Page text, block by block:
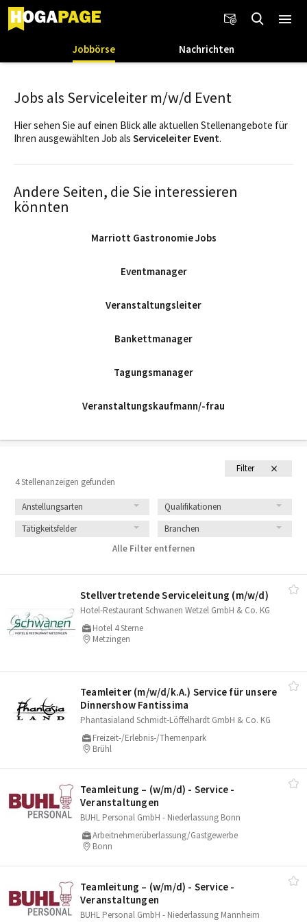
Jobbörse Nachrichten
Filter
4 Stellenanzeigen gefunden
Anstellungsarten
Qualifikationen
Tätigkeitsfelder
Branchen
Alle Filter entfernen
Stellvertretende Serviceleitung (m/​w/​d)
Hotel-Restaurant Schwanen Wetzel GmbH & Co. KG
Hotel 4 Sterne
Metzingen
Teamleiter (m/​w/​d/​k.A.) Service für unsere
Dinnershow Fantissima
Phantasialand Schmidt-Löffelhardt GmbH & Co. KG
Freizeit-/Erlebnis-/Themenpark
Brühl
Teamleitung – (w/​m/​d) - Service -
Veranstaltungen
BUHL Personal GmbH - Niederlassung Bonn
Arbeitnehmerüberlassung/Gastgewerbe
Bonn
Teamleitung – (w/​m/​d) - Service -
Veranstaltungen
BUHL Personal GmbH - Niederlassung Mannheim
Jobs als Serviceleiter m/w/d Event
Hier sehen Sie auf einen Blick alle aktuellen Stellenangebote für
Ihren ausgewählten Job als Serviceleiter Event.
Andere Seiten, die Sie interessieren
könnten
Marriott Gastronomie Jobs
Eventmanager
Veranstaltungsleiter
Bankettmanager
Tagungsmanager
Veranstaltungskaufmann/-frau